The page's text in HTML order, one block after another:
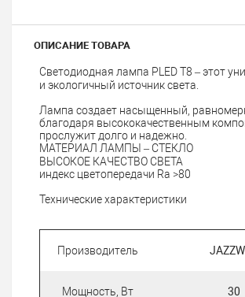
ОПИСАНИЕ ТОВАРА
Светодиодная лампа PLED T8 – этот
и экологичный источник света.
Лампа создает насыщенный,
благодаря высококачественным
прослужит долго и надежно.
МАТЕРИАЛ ЛАМПЫ – СТЕКЛО
ВЫСОКОЕ КАЧЕСТВО СВЕТА
индекс цветопередачи Ra >80
Технические характеристики
Производитель
Мощность, Вт 30